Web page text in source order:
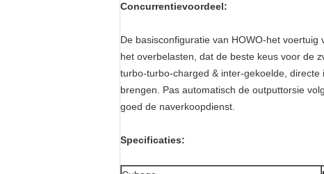
Concurrentievoordeel:
De basisconfiguratie van HOWO-het
het overbelasten, dat de beste keus voor de
turbo-turbo-charged & inter-gekoelde,
brengen. Pas automatisch de outputtorsie
goed de naverkoopdienst.
Specificaties: